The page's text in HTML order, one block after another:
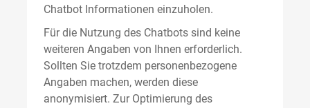
Chatbot Informationen einzuholen.
Für die Nutzung des Chatbots sind keine
weiteren Angaben von Ihnen erforderlich.
Sollten Sie trotzdem personenbezogene
Angaben machen, werden diese
anonymisiert. Zur Optimierung des